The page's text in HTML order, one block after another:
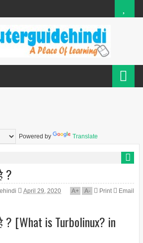
Powered by Translate
?
April 29, 2020 A+ A- Print Email
? [What is Turbolinux? in